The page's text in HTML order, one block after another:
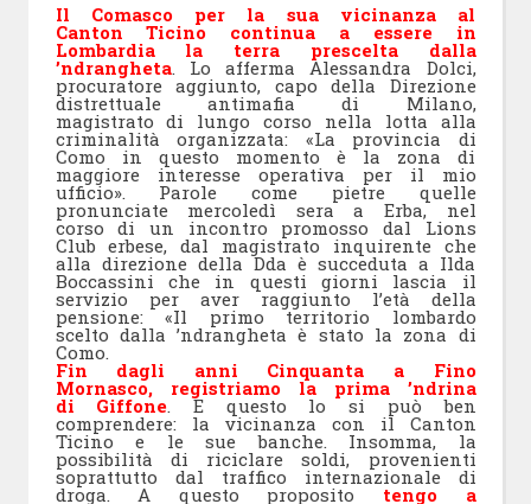
Il Comasco per la sua vicinanza al
Canton Ticino continua a essere in
Lombardia la terra prescelta dalla
’ndrangheta. Lo afferma Alessandra Dolci,
procuratore aggiunto, capo della Direzione
distrettuale antimafia di Milano,
magistrato di lungo corso nella lotta alla
criminalità organizzata: «La provincia di
Como in questo momento è la zona di
maggiore interesse operativa per il mio
ufficio». Parole come pietre quelle
pronunciate mercoledì sera a Erba, nel
corso di un incontro promosso dal Lions
Club erbese, dal magistrato inquirente che
alla direzione della Dda è succeduta a Ilda
Boccassini che in questi giorni lascia il
servizio per aver raggiunto l’età della
pensione: «Il primo territorio lombardo
scelto dalla ’ndrangheta è stato la zona di
Como.
Fin dagli anni Cinquanta a Fino
Mornasco, registriamo la prima ’ndrina
di Giffone . E questo lo si può ben
comprendere: la vicinanza con il Canton
Ticino e le sue banche. Insomma, la
possibilità di riciclare soldi, provenienti
soprattutto dal traffico internazionale di
droga. A questo proposito tengo a